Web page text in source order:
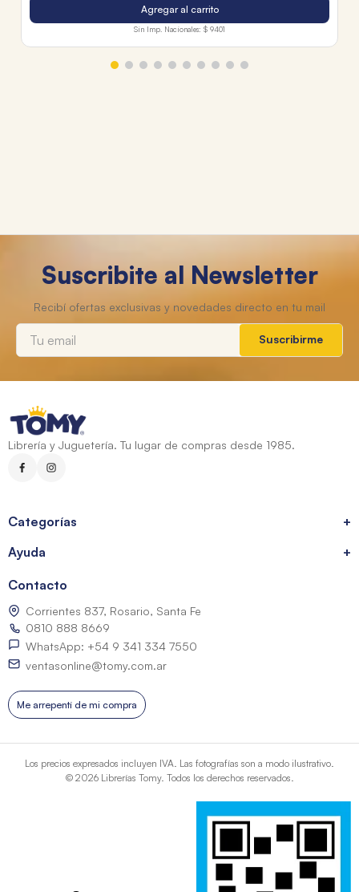
Agregar al carrito
Sin Imp. Nacionales: $ 9401
Suscribite al Newsletter
Suscribirme
Librería y Juguetería. Tu lugar de compras desde 1985.
Categorías
+
Ayuda
+
Contacto
Corrientes 837, Rosario, Santa Fe
0810 888 8669
WhatsApp: +54 9 341 334 7550
ventasonline@tomy.com.ar
Me arrepentí de mi compra
Los precios expresados incluyen IVA. Las fotografías son a modo ilustrativo.
© 2026 Librerías Tomy. Todos los derechos reservados.